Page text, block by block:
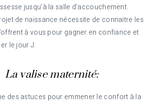
jusqu’à la salle d’accouchement.
de naissance nécessite de connaitre les
à vous pour gagner en confiance et
le jour J.
La valise maternité:
des astuces pour emmener le confort à la